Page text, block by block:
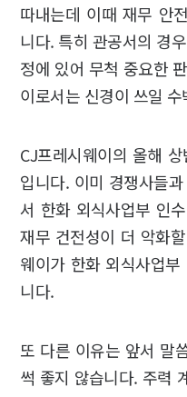
따내는데 이때 재무 안
니다. 특히 관공서의 경
정에 있어 무척 중요한
이로서는 신경이 쓰일
CJ프레시웨이의 올해
입니다. 이미 경쟁사들
서 한화 외식사업부 인
재무 건전성이 더 악화
웨이가 한화 외식사업
니다.
또 다른 이유는 앞서 말
썩 좋지 않습니다. 주력